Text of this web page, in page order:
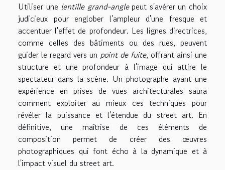
Utiliser une lentille grand-anglepeut s'avérer un choix
judicieux pour englober l'ampleur d'une fresque et
accentuer l'effet de profondeur. Les lignes directrices,
comme celles des bâtiments ou des rues, peuvent
guider le regard vers un point de fuite, offrant ainsi une
structure et une profondeur à l'image qui attire le
spectateur dans la scène. Un photographe ayant une
expérience en prises de vues architecturales saura
comment exploiter au mieux ces techniques pour
révéler la puissance et l'étendue du street art. En
définitive, une maîtrise de ces éléments de
composition permet de créer des œuvres
photographiques qui font écho à la dynamique et à
l'impact visuel du street art.